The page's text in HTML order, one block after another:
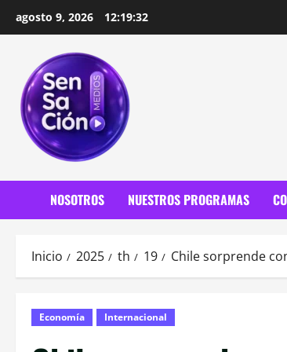
agosto 9, 2026 12:19:34
NOSOTROS NUESTROS PROGRAMAS
Inicio 2025 th 19 Chile sorprende
Economía Internacional